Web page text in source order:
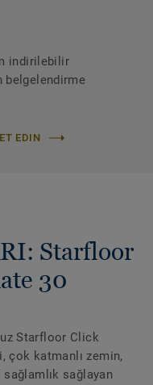
indirilebilir
belgelendirme
EDIN
Starfloor
30
Starfloor Click
çok katmanlı zemin,
sağlamlık sağlayan